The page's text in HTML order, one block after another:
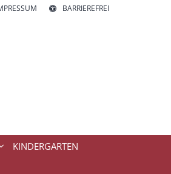
BARRIEREFREI
KINDERGARTEN